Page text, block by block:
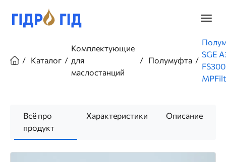
основному
Главное
навигации
Каталог
Комплектующие
для
маслостанций
Полумуфта
SGE
FS300
Всё про
продукт
Характеристики Описание